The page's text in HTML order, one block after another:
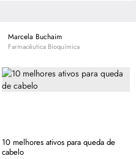
Marcela Buchaim
Farmacêutica Bioquímica
10 melhores ativos para queda de
cabelo